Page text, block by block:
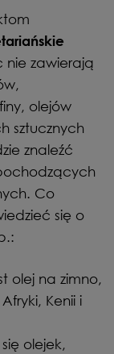
nie zawierają
olejów
sztucznych
znaleźć
Co
się o
olej na zimno,
Kenii i
olejek,